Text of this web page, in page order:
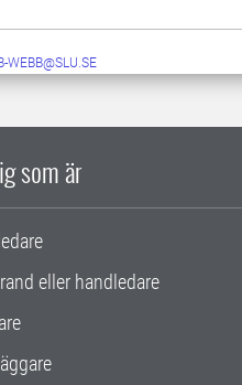
WEBB@SLU.SE
som är
eller handledare